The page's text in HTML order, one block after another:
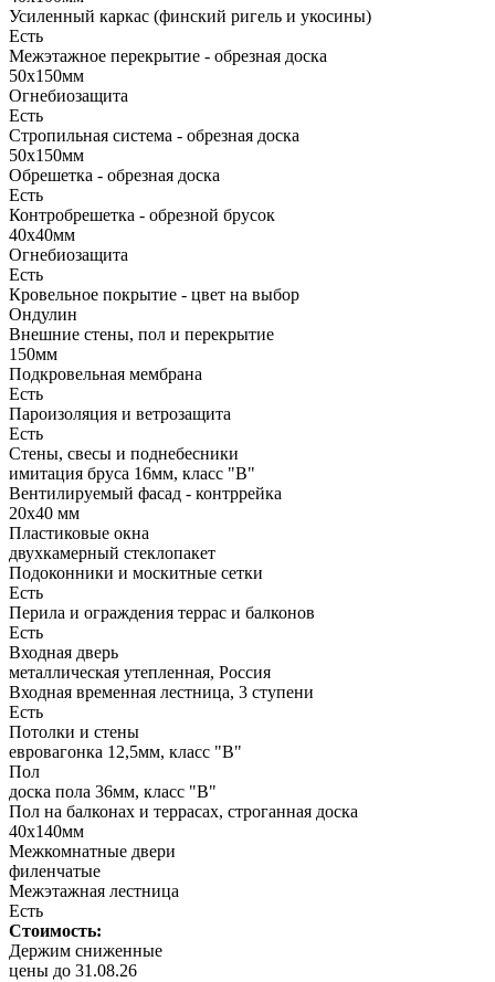
Усиленный каркас (финский ригель и укосины)
Есть
Межэтажное перекрытие - обрезная доска
50х150мм
Огнебиозащита
Есть
Стропильная система - обрезная доска
50х150мм
Обрешетка - обрезная доска
Есть
Контробрешетка - обрезной брусок
40х40мм
Огнебиозащита
Есть
Кровельное покрытие - цвет на выбор
Ондулин
Внешние стены, пол и перекрытие
150мм
Подкровельная мембрана
Есть
Пароизоляция и ветрозащита
Есть
Стены, свесы и поднебесники
имитация бруса 16мм, класс "В"
Вентилируемый фасад - контррейка
20х40 мм
Пластиковые окна
двухкамерный стеклопакет
Подоконники и москитные сетки
Есть
Перила и ограждения террас и балконов
Есть
Входная дверь
металлическая утепленная, Россия
Входная временная лестница, 3 ступени
Есть
Потолки и стены
евровагонка 12,5мм, класс "В"
Пол
доска пола 36мм, класс "B"
Пол на балконах и террасах, строганная доска
40х140мм
Межкомнатные двери
филенчатые
Межэтажная лестница
Есть
Стоимость:
Держим сниженные
цены до 31.08.26